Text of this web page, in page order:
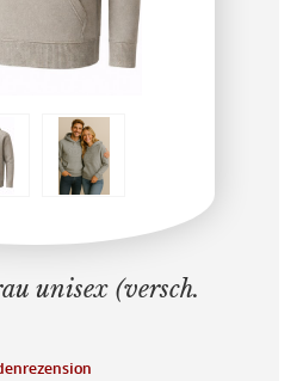
unisex (versch.